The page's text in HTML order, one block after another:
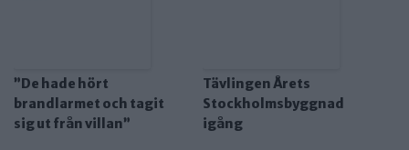
”De hade hört
brandlarmet och tagit
sig ut från villan”
Tävlingen Årets
Stockholmsbyggnad
igång